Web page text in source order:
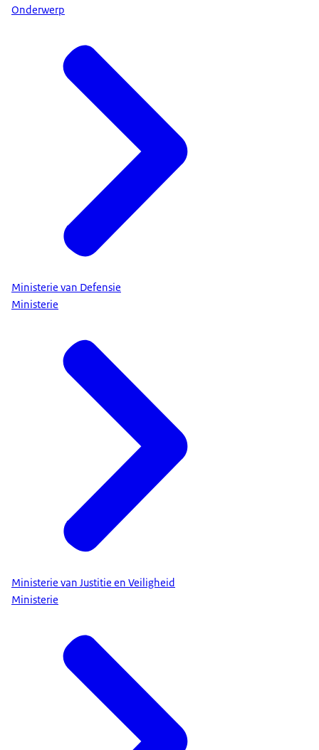
Onderwerp
Ministerie van Defensie
Ministerie
Ministerie van Justitie en Veiligheid
Ministerie